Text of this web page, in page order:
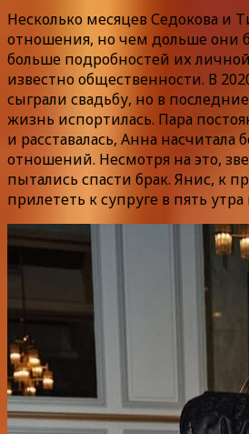
Несколько месяцев Седокова и
отношения, но чем дольше они
больше подробностей их
известно общественности. В
сыграли свадьбу, но в
жизнь испортилась. Пара
и расставалась, Анна насчитала
отношений. Несмотря на это,
пытались спасти брак. Янис, к
прилететь к супруге в пять